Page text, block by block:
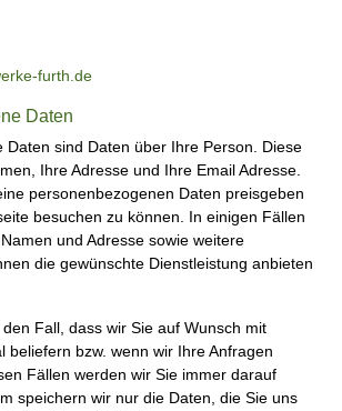
furth.de
Daten
Daten sind Daten über Ihre Person. Diese
Ihre Adresse und Ihre Email Adresse.
personenbezogenen Daten preisgeben
besuchen zu können. In einigen Fällen
und Adresse sowie weitere
die gewünschte Dienstleistung anbieten
Fall, dass wir Sie auf Wunsch mit
beliefern bzw. wenn wir Ihre Anfragen
Fällen werden wir Sie immer darauf
speichern wir nur die Daten, die Sie uns